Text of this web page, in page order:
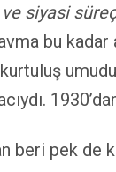
siyasi
bu
beri pek